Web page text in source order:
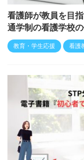
看護師が教員を目
通学制の看護学校
教育・学生応援 看護